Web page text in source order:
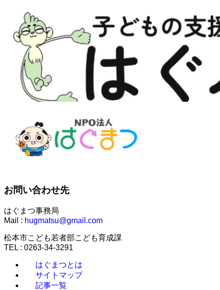
お問い合わせ先
はぐまつ事務局
Mail : hugmatsu@gmail.com
松本市こども若者部こども育成課
TEL : 0263-34-3291
はぐまつとは
サイトマップ
記事一覧